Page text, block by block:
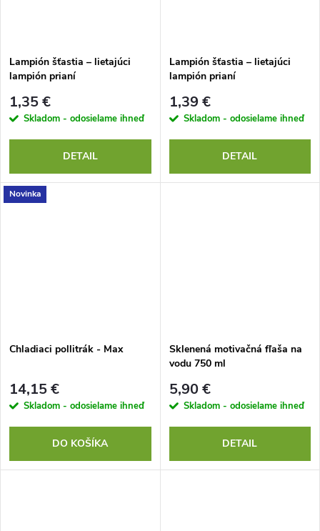
Lampión šťastia – lietajúci
lampión prianí
1,35 €
Skladom - odosielame ihneď
DETAIL
Lampión šťastia – lietajúci
lampión prianí
1,39 €
Skladom - odosielame ihneď
DETAIL
Novinka
Chladiaci pollitrák - Max
14,15 €
Skladom - odosielame ihneď
DO KOŠÍKA
Sklenená motivačná fľaša na
vodu 750 ml
5,90 €
Skladom - odosielame ihneď
DETAIL